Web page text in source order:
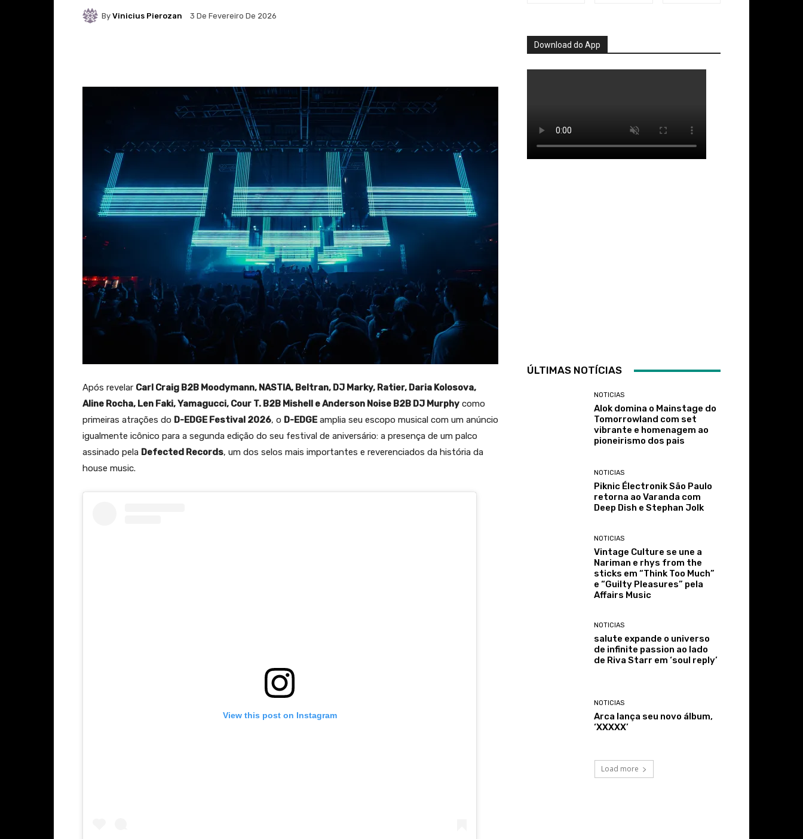
By Vinicius Pierozan 3 De Fevereiro De 2026
Após revelar Carl Craig B2B Moodymann, NASTIA, Beltran, DJ Marky, Ratier, Daria Kolosova,
Aline Rocha, Len Faki, Yamagucci, Cour T. B2B Mishell e Anderson Noise B2B DJ Murphy como
primeiras atrações do D-EDGE Festival 2026, o D-EDGEamplia seu escopo musical com um anúncio
igualmente icônico para a segunda edição do seu festival de aniversário: a presença de um palco
assinado pela Defected Records, um dos selos mais importantes e reverenciados da história da
house music.
View this post on Instagram
Download do App
ÚLTIMAS NOTÍCIAS
NOTICIAS
Alok domina o Mainstage do
Tomorrowland com set
vibrante e homenagem ao
pioneirismo dos pais
NOTICIAS
Piknic Électronik São Paulo
retorna ao Varanda com
Deep Dish e Stephan Jolk
NOTICIAS
Vintage Culture se une a
Nariman e rhys from the
sticks em “Think Too Much”
e “Guilty Pleasures” pela
Affairs Music
NOTICIAS
salute expande o universo
de infinite passion ao lado
de Riva Starr em ‘soul reply’
NOTICIAS
Arca lança seu novo álbum,
‘XXXXX’
Load more